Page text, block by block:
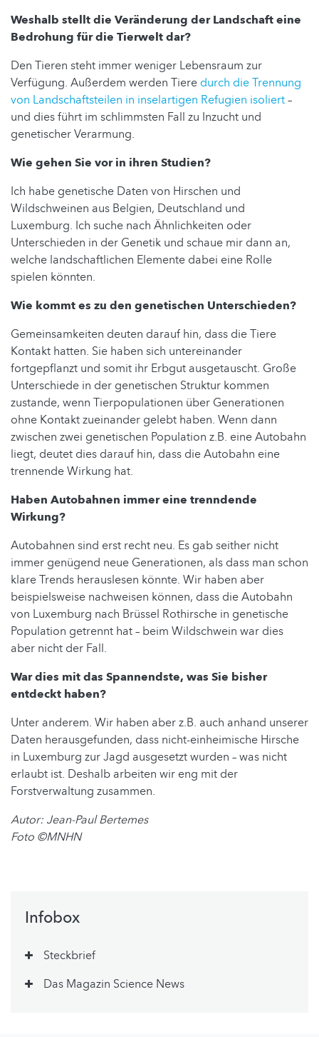
Weshalb stellt die Veränderung der Landschaft eine
Bedrohung für die Tierwelt dar?
Den Tieren steht immer weniger Lebensraum zur
Verfügung. Außerdem werden Tiere durch die Trennung
von Landschaftsteilen in inselartigen Refugien isoliert–
und dies führt im schlimmsten Fall zu Inzucht und
genetischer Verarmung.
Wie gehen Sie vor in ihren Studien?
Ich habe genetische Daten von Hirschen und
Wildschweinen aus Belgien, Deutschland und
Luxemburg. Ich suche nach Ähnlichkeiten oder
Unterschieden in der Genetik und schaue mir dann an,
welche landschaftlichen Elemente dabei eine Rolle
spielen könnten.
Wie kommt es zu den genetischen Unterschieden?
Gemeinsamkeiten deuten darauf hin, dass die Tiere
Kontakt hatten. Sie haben sich untereinander
fortgepflanzt und somit ihr Erbgut ausgetauscht. Große
Unterschiede in der genetischen Struktur kommen
zustande, wenn Tierpopulationen über Generationen
ohne Kontakt zueinander gelebt haben. Wenn dann
zwischen zwei genetischen Population z.B. eine Autobahn
liegt, deutet dies darauf hin, dass die Autobahn eine
trennende Wirkung hat.
Haben Autobahnen immer eine trenndende
Wirkung?
Autobahnen sind erst recht neu. Es gab seither nicht
immer genügend neue Generationen, als dass man schon
klare Trends herauslesen könnte. Wir haben aber
beispielsweise nachweisen können, dass die Autobahn
von Luxemburg nach Brüssel Rothirsche in genetische
Population getrennt hat – beim Wildschwein war dies
aber nicht der Fall.
War dies mit das Spannendste, was Sie bisher
entdeckt haben?
Unter anderem. Wir haben aber z.B. auch anhand unserer
Daten herausgefunden, dass nicht-einheimische Hirsche
in Luxemburg zur Jagd ausgesetzt wurden – was nicht
erlaubt ist. Deshalb arbeiten wir eng mit der
Forstverwaltung zusammen.
Autor: Jean-Paul Bertemes
Foto ©MNHN
Infobox
Steckbrief
Das Magazin Science News